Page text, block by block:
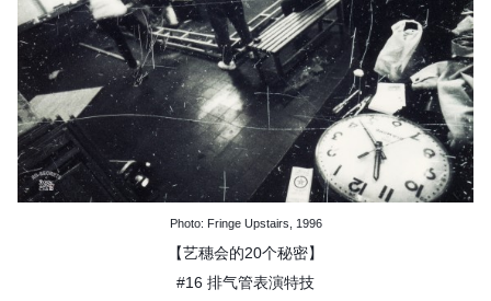
Photo: Fringe Upstairs, 1996
【艺穗会的20个秘密】
#16 排气管表演特技